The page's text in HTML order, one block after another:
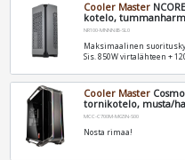
Cooler Master
kotelo,
NR100-MNNN85-SL0
Maksimaalinen
Sis. 850W virtalähteen +
Cooler Master
tornikotelo, musta/
MCC-C700M-MG5N-S00
Nosta rimaa!